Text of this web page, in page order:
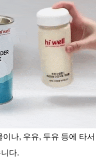
나, 우유, 두유 등에 타서
다.